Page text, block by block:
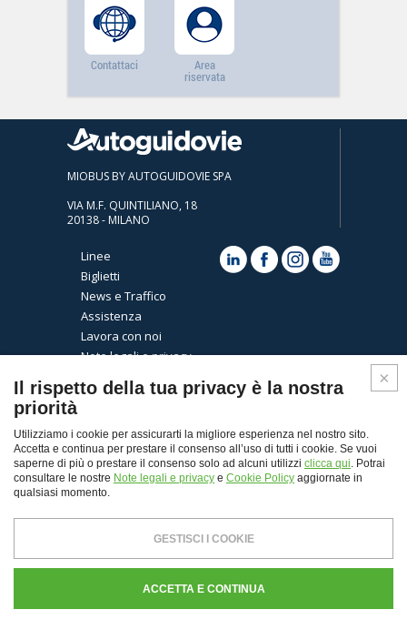
Contattaci Area
riservata
MIOBUS BY AUTOGUIDOVIE SPA
VIA M.F. QUINTILIANO, 18
20138 - MILANO
Linee
Biglietti
News e Traffico
Assistenza
Lavora con noi
Note legali e privacy
© Copyright 2026 - Autoguidovie spa
103484 - P. Iva 11907120155 - CF. e Registro Imprese di
Il rispetto della tua privacy è la nostra
priorità
Utilizziamo i cookie per assicurarti la migliore esperienza nel nostro sito.
Accetta e continua per prestare il consenso all’uso di tutti i cookie. Se vuoi
saperne di più o prestare il consenso solo ad alcuni utilizzi clicca qui. Potrai
consultare le nostre Note legali e privacy e Cookie Policy aggiornate in
qualsiasi momento.
GESTISCI I COOKIE
ACCETTA E CONTINUA